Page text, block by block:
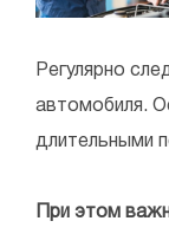
Регулярно
автомобиля.
длительными
При этом